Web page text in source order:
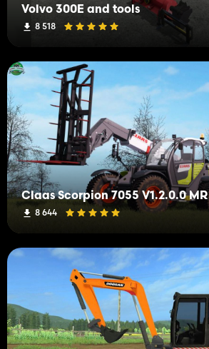
Volvo 300E and tools
8 518
Claas Scorpion 7055 V1.2.0.0 MR
8 644